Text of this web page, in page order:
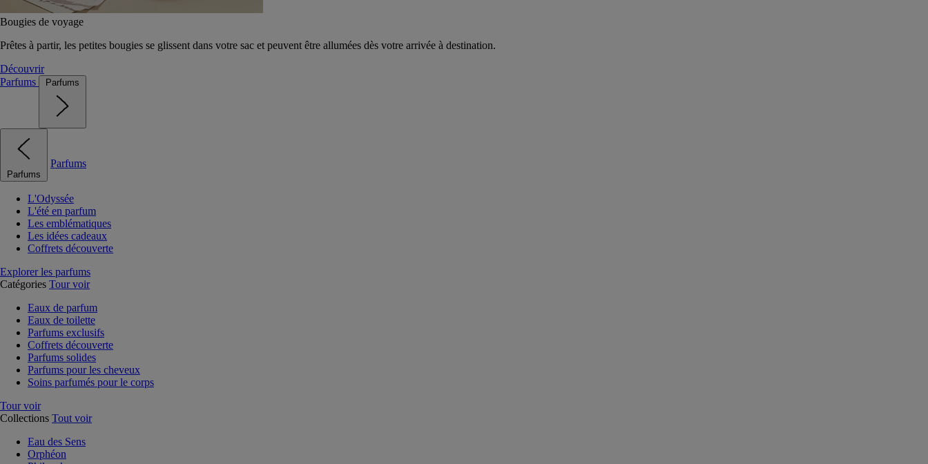
Bougies de voyage
Prêtes à partir, les petites bougies se glissent dans votre sac et peuvent être allumées dès votre arrivée à destination.
Découvrir
Parfums
Parfums
Parfums
Parfums
L'Odyssée
L'été en parfum
Les emblématiques
Les idées cadeaux
Coffrets découverte
Explorer les parfums
Catégories Tour voir
Eaux de parfum
Eaux de toilette
Parfums exclusifs
Coffrets découverte
Parfums solides
Parfums pour les cheveux
Soins parfumés pour le corps
Tour voir
Collections Tout voir
Eau des Sens
Orphéon